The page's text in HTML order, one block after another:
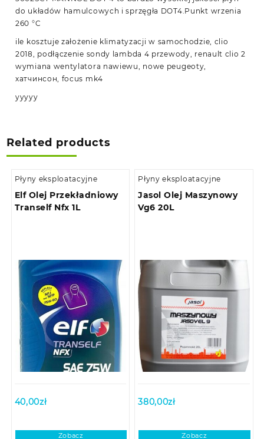
do układów hamulcowych i sprzęgła DOT4.Punkt wrzenia
260 °C
ile kosztuje założenie klimatyzacji w samochodzie, clio
2018, podłączenie sondy lambda 4 przewody, renault clio 2
wymiana wentylatora nawiewu, nowe peugeoty,
хатчинсон, focus mk4
yyyyy
Related products
Płyny eksploatacyjne
Elf Olej Przekładniowy
Tranself Nfx 1L
40,00zł
Zobacz
Płyny eksploatacyjne
Jasol Olej Maszynowy
Vg6 20L
380,00zł
Zobacz